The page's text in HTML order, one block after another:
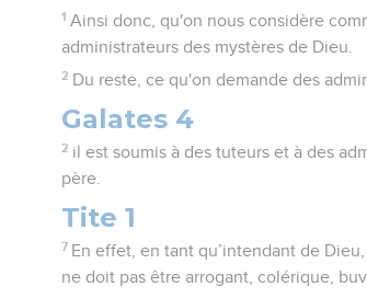
1 Ainsi donc, qu'on nous considère
administrateurs des mystères de Dieu.
2 Du reste, ce qu'on demande des
Galates 4
2 il est soumis à des tuteurs et à des
père.
Tite 1
7 En effet, en tant qu’intendant de
ne doit pas être arrogant, colérique,